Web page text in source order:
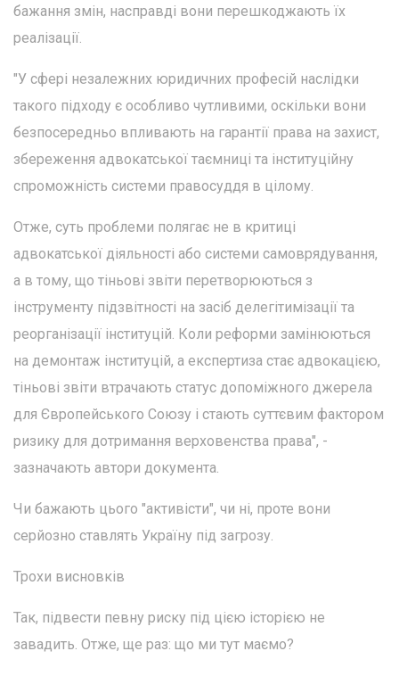
бажання змін, насправді вони перешкоджають їх
реалізації.
"У сфері незалежних юридичних професій наслідки
такого підходу є особливо чутливими, оскільки вони
безпосередньо впливають на гарантії права на захист,
збереження адвокатської таємниці та інституційну
спроможність системи правосуддя в цілому.
Отже, суть проблеми полягає не в критиці
адвокатської діяльності або системи самоврядування,
а в тому, що тіньові звіти перетворюються з
інструменту підзвітності на засіб делегітимізації та
реорганізації інституцій. Коли реформи замінюються
на демонтаж інституцій, а експертиза стає адвокацією,
тіньові звіти втрачають статус допоміжного джерела
для Європейського Союзу і стають суттєвим фактором
ризику для дотримання верховенства права", -
зазначають автори документа.
Чи бажають цього "активісти", чи ні, проте вони
серйозно ставлять Україну під загрозу.
Трохи висновків
Так, підвести певну риску під цією історією не
завадить. Отже, ще раз: що ми тут маємо?